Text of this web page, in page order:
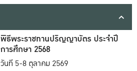
พิธีพระราชทานปริญญาบัตร ประจำปี
การศึกษา 2568
วันที่ 5-8 ตุลาคม 2569